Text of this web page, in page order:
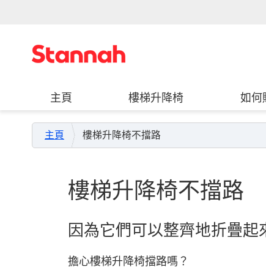
主頁 樓梯升降椅 如何
主頁 樓梯升降椅不擋路
樓梯升降椅不擋路
因為它們可以整齊地折疊起
擔心樓梯升降椅擋路嗎？